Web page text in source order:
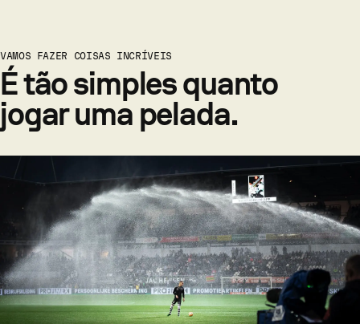
VAMOS FAZER COISAS INCRÍVEIS
É tão simples quanto
jogar uma pelada.